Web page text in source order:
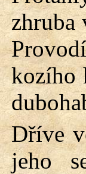
zhruba
kozího
Dříve
jeho